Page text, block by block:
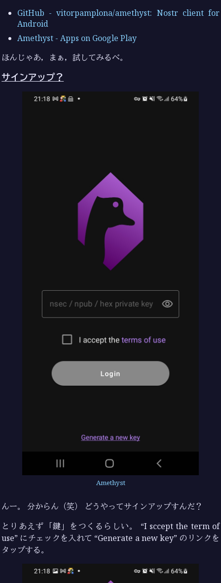
GitHub - vitorpamplona/amethyst: Nostr client for
Android
Amethyst - Apps on Google Play
ほんじゃあ，まぁ，試してみるべ。
サインアップ？
Amethyst
んー。 分からん（笑） どうやってサインアップすんだ？
とりあえず「鍵」をつくるらしい。 “I sccept the term of
use” にチェックを入れて “Generate a new key” のリンクを
タップする。